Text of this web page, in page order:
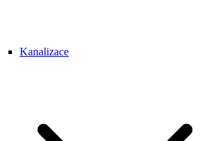
Kanalizace